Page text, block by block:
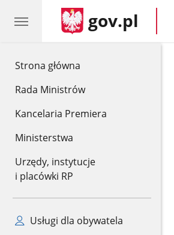
Strona główna
Rada Ministrów
Kancelaria Premiera
Ministerstwa
Urzędy, instytucje
i placówki RP
Usługi dla obywatela
gov.pl